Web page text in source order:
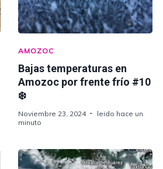
AMOZOC
Bajas temperaturas en
Amozoc por frente frío #10
❄️
Noviembre 23, 2024
leido hace un
minuto